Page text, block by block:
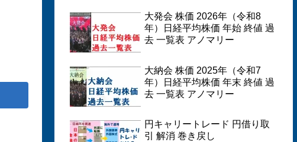
大発会 株価 2026年（令和8
年）日経平均株価 年始 終値 過
去 一覧表 アノマリー
大納会 株価 2025年（令和7
年）日経平均株価 年末 終値 過
去 一覧表 アノマリー
円キャリートレード 円借り取
引 解消 巻き戻し